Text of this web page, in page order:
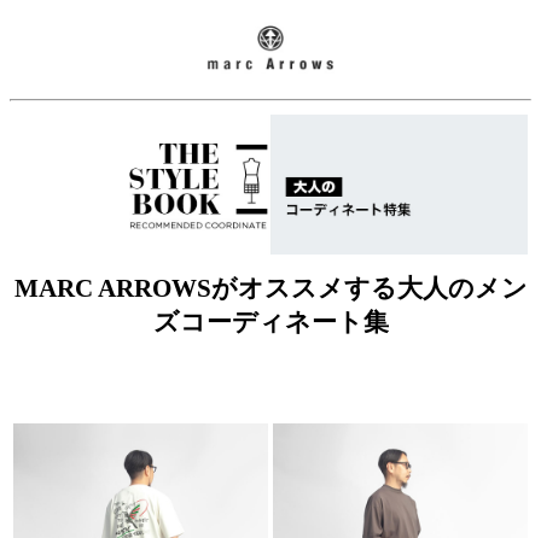
MARC ARROWSがオススメする大人のメン
ズコーディネート集